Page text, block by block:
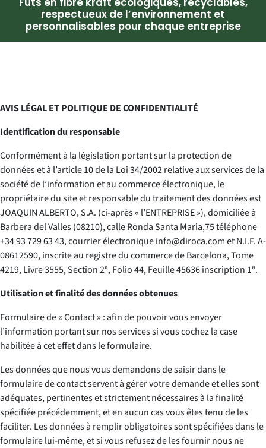
respectueux de l’environnement et
personnalisables pour chaque entreprise
AVIS LÉGAL ET POLITIQUE DE CONFIDENTIALITÉ
Identification du responsable
Conformément à la législation portant sur la protection de
données et à l’article 10 de la Loi 34/2002 relative aux services de la
société de l’information et au commerce électronique, le
propriétaire du site et responsable du traitement des données est
JOAQUIN ALBERTO, S.A. (ci-après « l’ENTREPRISE »), domiciliée à
Barbera del Valles (08210), calle Ronda Santa Maria,75 téléphone
+34 93 729 63 43, courrier électronique info@diroca.com et N.I.F. A-
08612590, inscrite au registre du commerce de Barcelona, Tome
4219, Livre 3555, Section 2ª, Folio 44, Feuille 45636 inscription 1ª.
Utilisation et finalité des données obtenues
Formulaire de « Contact » : afin de pouvoir vous envoyer
l’information portant sur nos services si vous cochez la case
habilitée à cet effet dans le formulaire.
Les données que nous vous demandons de saisir dans le
formulaire de contact servent à gérer votre demande et elles sont
adéquates, pertinentes et strictement nécessaires à la finalité
spécifiée précédemment, et en aucun cas vous êtes tenu de les
faciliter. Les données à remplir obligatoires sont spécifiées dans le
formulaire lui-même, et si vous refusez de les fournir nous ne